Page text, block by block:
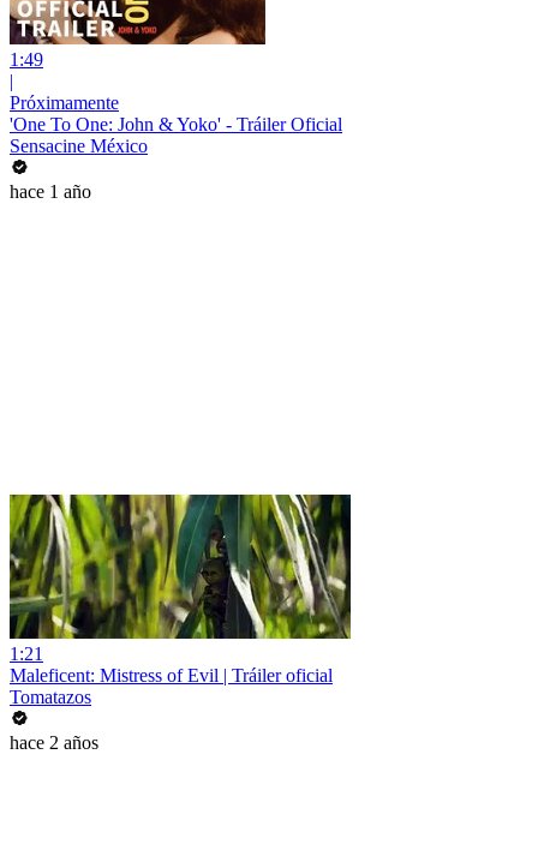
1:49
|
Próximamente
'One To One: John & Yoko' - Tráiler Oficial
Sensacine México
hace 1 año
1:21
Maleficent: Mistress of Evil | Tráiler oficial
Tomatazos
hace 2 años